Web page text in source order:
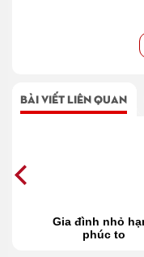
BÀI VIẾT LIÊN QUAN
Gia đình nhỏ
phúc to